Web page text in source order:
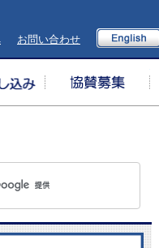
お問い合わせ